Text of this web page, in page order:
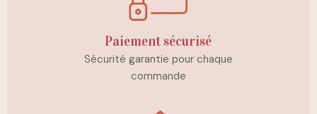
Paiement sécurisé
Sécurité garantie pour chaque
commande